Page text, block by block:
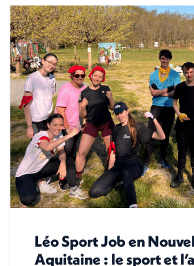
Léo Sport Job en
Aquitaine : le sport et